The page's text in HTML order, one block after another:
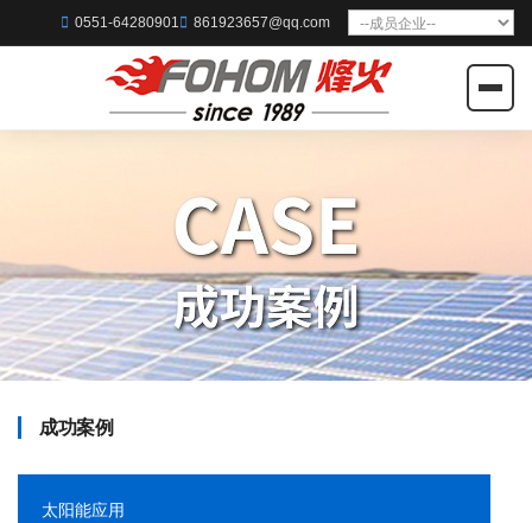
0551-64280901 861923657@qq.com
成功案例
太阳能应用